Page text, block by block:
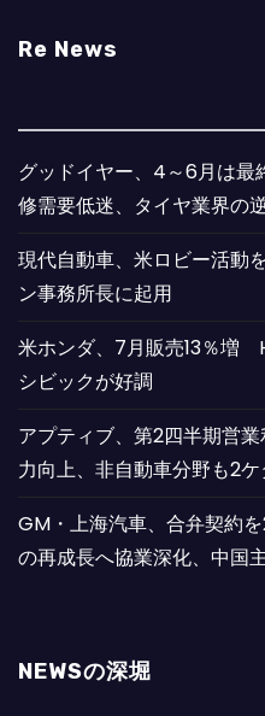
Re News
グッドイヤー、4～6月は
修需要低迷、タイヤ業界の
現代自動車、米ロビー活動
ン事務所長に起用
米ホンダ、7月販売13％増
シビックが好調
アプティブ、第2四半期営
力向上、非自動車分野も2
GM・上海汽車、合弁契約
の再成長へ協業深化、中国
NEWSの深堀